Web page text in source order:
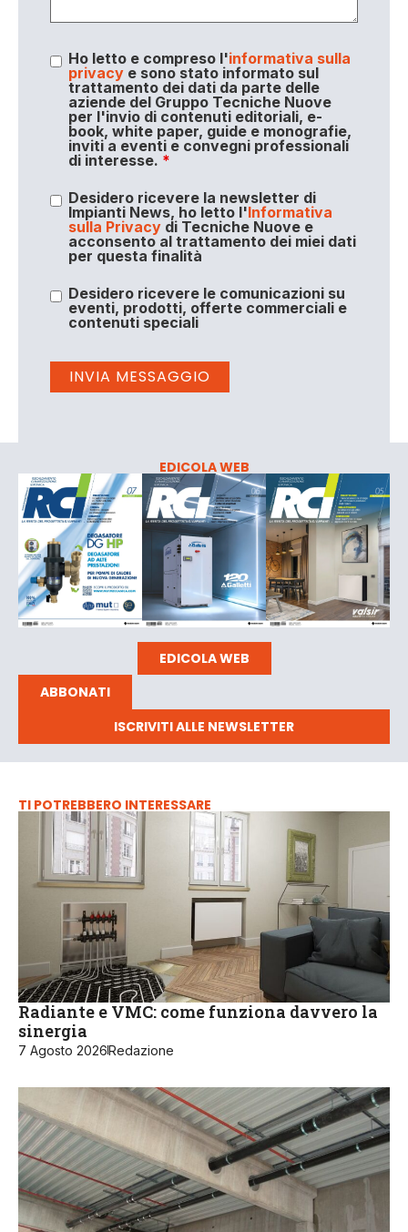
Ho letto e compreso l'informativa sulla
privacye sono stato informato sul
trattamento dei dati da parte delle
aziende del Gruppo Tecniche Nuove
per l'invio di contenuti editoriali, e-
book, white paper, guide e monografie,
inviti a eventi e convegni professionali
di interesse. *
Desidero ricevere la newsletter di
Impianti News, ho letto l'Informativa
sulla Privacydi Tecniche Nuove e
acconsento al trattamento dei miei dati
per questa finalità
Desidero ricevere le comunicazioni su
eventi, prodotti, offerte commerciali e
contenuti speciali
EDICOLA WEB
EDICOLA WEB
ABBONATI
ISCRIVITI ALLE NEWSLETTER
TI POTREBBERO INTERESSARE
Radiante e VMC: come funziona davvero la
sinergia
7 Agosto 2026Redazione